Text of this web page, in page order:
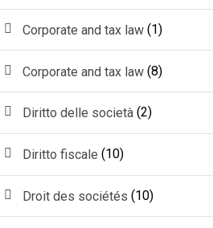
Corporate and tax law (1)
Corporate and tax law (8)
Diritto delle società (2)
Diritto fiscale (10)
Droit des sociétés (10)